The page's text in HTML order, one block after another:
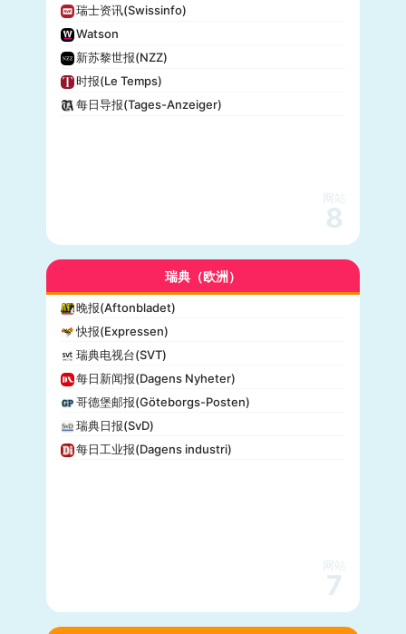
瑞士资讯(Swissinfo)
Watson
新苏黎世报(NZZ)
时报(Le Temps)
每日导报(Tages-Anzeiger)
网站
8
瑞典（欧洲）
晚报(Aftonbladet)
快报(Expressen)
瑞典电视台(SVT)
每日新闻报(Dagens Nyheter)
哥德堡邮报(Göteborgs-Posten)
瑞典日报(SvD)
每日工业报(Dagens industri)
网站
7